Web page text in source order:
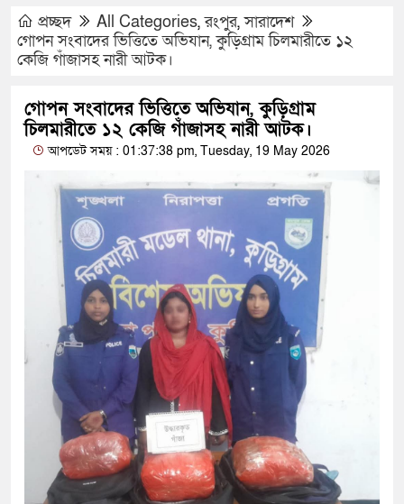
প্রচ্ছদ All Categories,রংপুর,সারাদেশ
গোপন সংবাদের ভিত্তিতে অভিযান, কুড়িগ্রাম চিলমারীতে ১২
কেজি গাঁজাসহ নারী আটক।
গোপন সংবাদের ভিত্তিতে অভিযান, কুড়িগ্রাম
চিলমারীতে ১২ কেজি গাঁজাসহ নারী আটক।
আপডেট সময় : 01:37:38 pm, Tuesday, 19 May 2026